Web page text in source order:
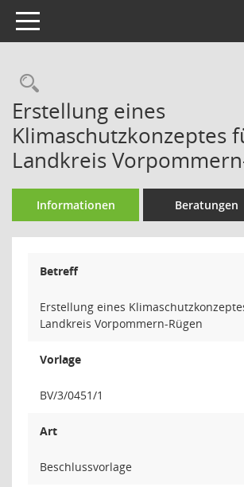
Toggle navigation
Rechercheauswahl
Erstellung eines
Klimaschutzkonzeptes
Landkreis
Informationen Beratungen
Betreff
Erstellung eines
Landkreis Vorpommern-Rügen
Vorlage
BV/3/0451/1
Art
Beschlussvorlage